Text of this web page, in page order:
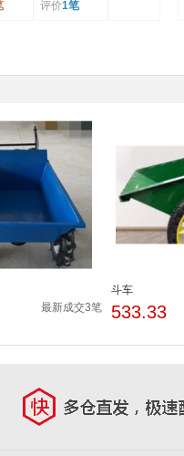
评价1笔
最新成交3笔
斗车
533.33